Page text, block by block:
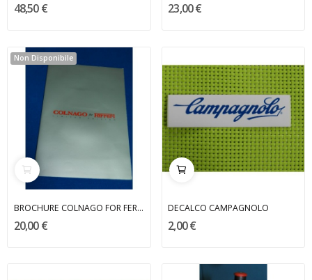
48,50 € 23,00 €
Non Disponibile
BROCHURE COLNAGO FOR FERRARI
20,00 €
DECALCO CAMPAGNOLO
2,00 €